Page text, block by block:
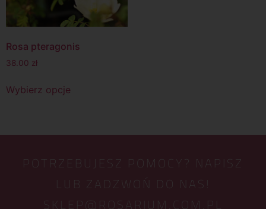
Rosa pteragonis
38.00 zł
Wybierz opcje
POTRZEBUJESZ POMOCY? NAPISZ
LUB ZADZWOŃ DO NAS!
SKLEP@ROSARIUM.COM.PL